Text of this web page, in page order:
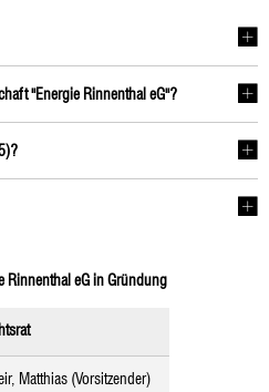
"Energie Rinnenthal eG"?
Rinnenthal eG in Gründung
Matthias (Vorsitzender)